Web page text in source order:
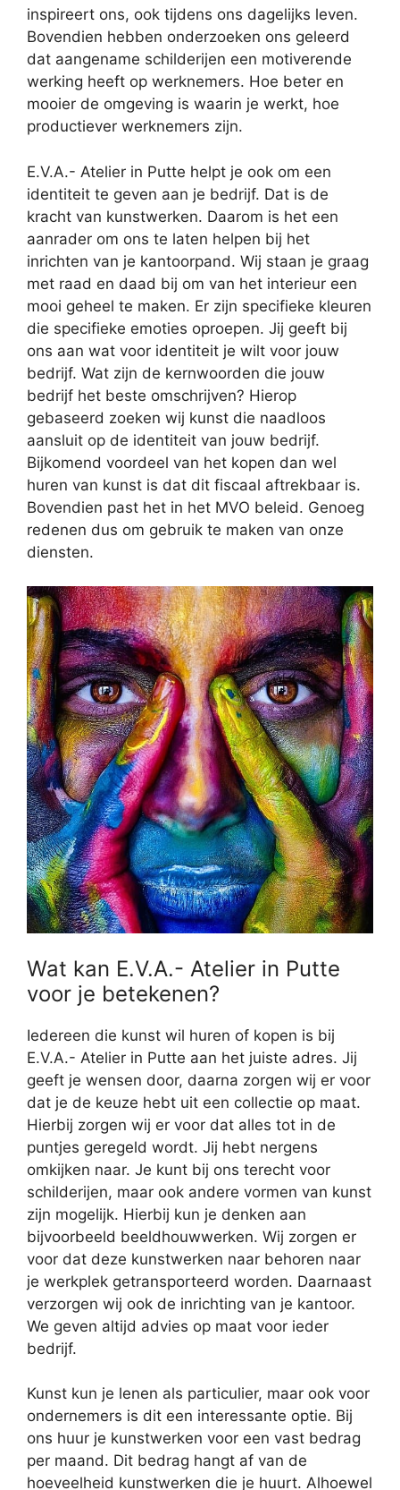
inspireert ons, ook tijdens ons dagelijks leven.
Bovendien hebben onderzoeken ons geleerd
dat aangename schilderijen een motiverende
werking heeft op werknemers. Hoe beter en
mooier de omgeving is waarin je werkt, hoe
productiever werknemers zijn.
E.V.A.- Atelier in Putte helpt je ook om een
identiteit te geven aan je bedrijf. Dat is de
kracht van kunstwerken. Daarom is het een
aanrader om ons te laten helpen bij het
inrichten van je kantoorpand. Wij staan je graag
met raad en daad bij om van het interieur een
mooi geheel te maken. Er zijn specifieke kleuren
die specifieke emoties oproepen. Jij geeft bij
ons aan wat voor identiteit je wilt voor jouw
bedrijf. Wat zijn de kernwoorden die jouw
bedrijf het beste omschrijven? Hierop
gebaseerd zoeken wij kunst die naadloos
aansluit op de identiteit van jouw bedrijf.
Bijkomend voordeel van het kopen dan wel
huren van kunst is dat dit fiscaal aftrekbaar is.
Bovendien past het in het MVO beleid. Genoeg
redenen dus om gebruik te maken van onze
diensten.
Wat kan E.V.A.- Atelier in Putte
voor je betekenen?
Iedereen die kunst wil huren of kopen is bij
E.V.A.- Atelier in Putte aan het juiste adres. Jij
geeft je wensen door, daarna zorgen wij er voor
dat je de keuze hebt uit een collectie op maat.
Hierbij zorgen wij er voor dat alles tot in de
puntjes geregeld wordt. Jij hebt nergens
omkijken naar. Je kunt bij ons terecht voor
schilderijen, maar ook andere vormen van kunst
zijn mogelijk. Hierbij kun je denken aan
bijvoorbeeld beeldhouwwerken. Wij zorgen er
voor dat deze kunstwerken naar behoren naar
je werkplek getransporteerd worden. Daarnaast
verzorgen wij ook de inrichting van je kantoor.
We geven altijd advies op maat voor ieder
bedrijf.
Kunst kun je lenen als particulier, maar ook voor
ondernemers is dit een interessante optie. Bij
ons huur je kunstwerken voor een vast bedrag
per maand. Dit bedrag hangt af van de
hoeveelheid kunstwerken die je huurt. Alhoewel